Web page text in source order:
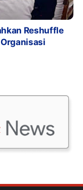
Reshuffle